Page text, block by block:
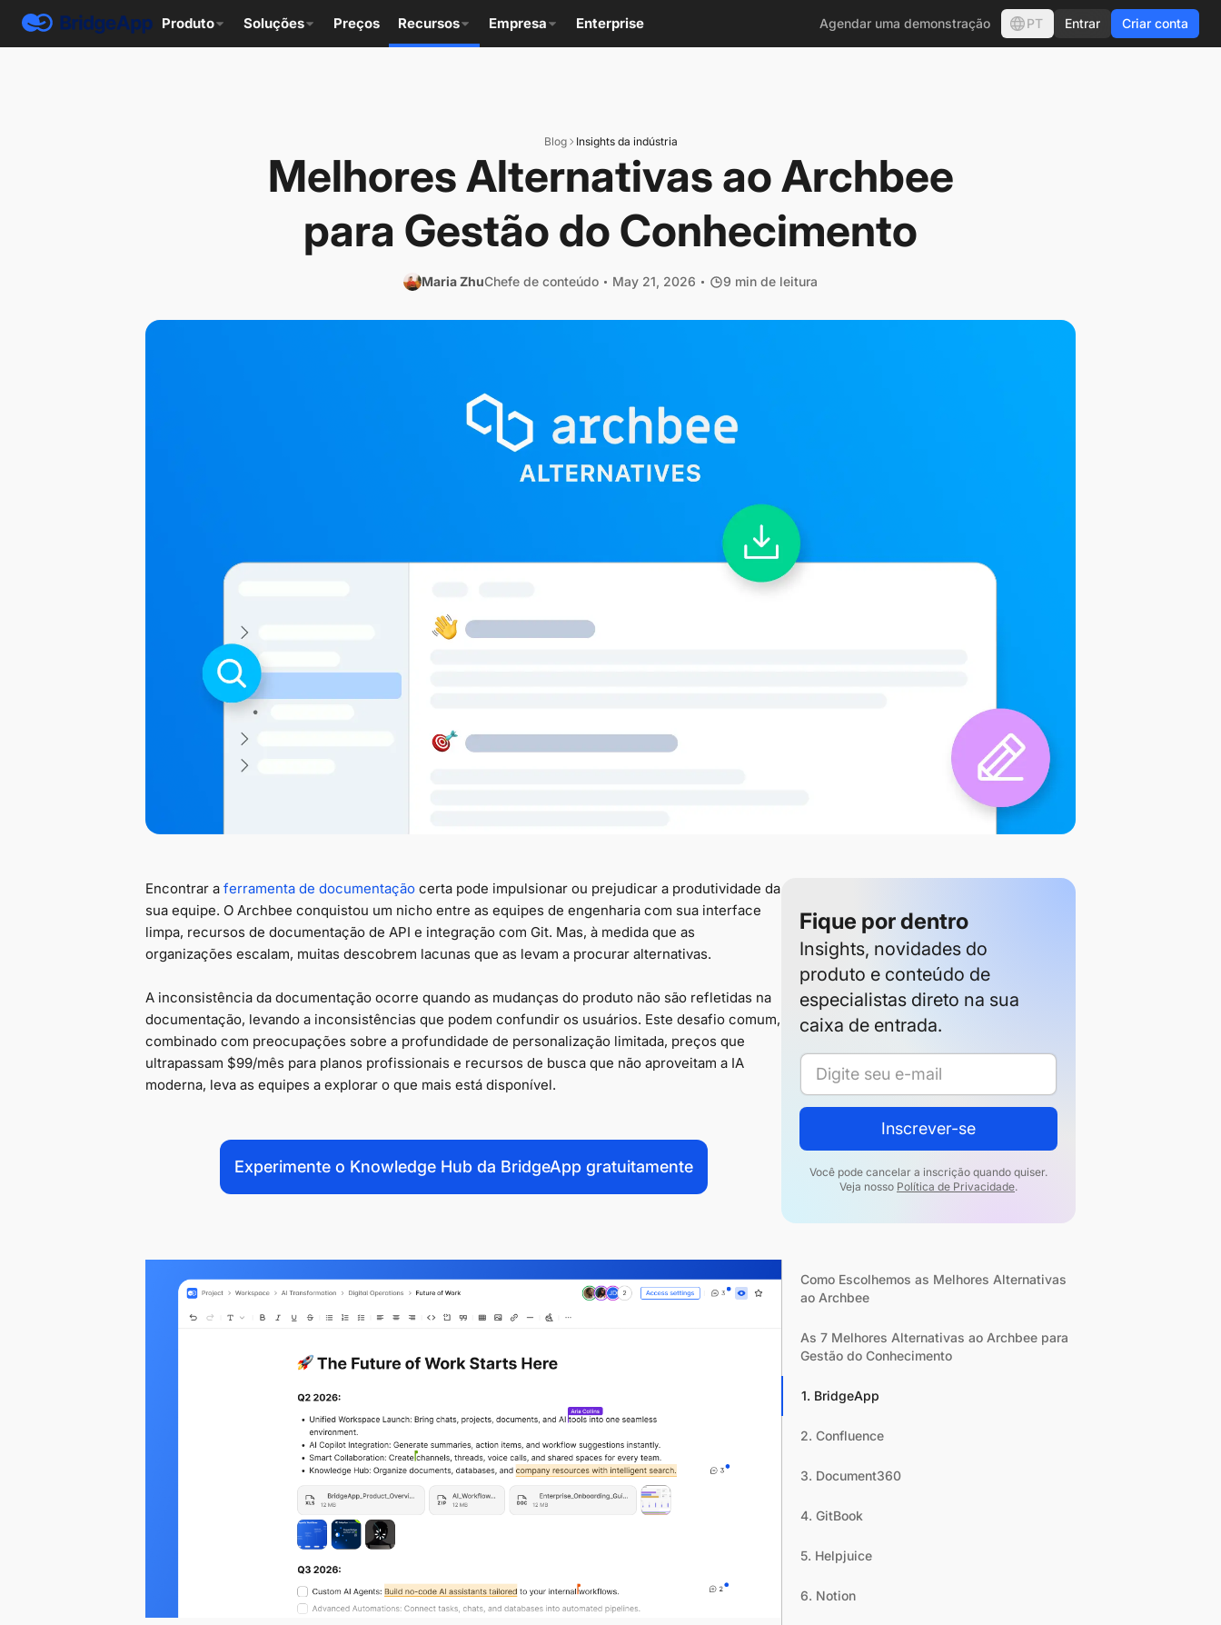
Produto Soluções Preços Recursos Empresa Enterprise Agendar uma demonstração PT Entrar Criar conta
Blog Insights da indústria
Melhores Alternativas ao Archbee
para Gestão do Conhecimento
Maria ZhuChefe de conteúdo May 21, 2026 9 min de leitura
Encontrar a ferramenta de documentação certa pode impulsionar ou prejudicar a produtividade da
sua equipe. O Archbee conquistou um nicho entre as equipes de engenharia com sua interface
limpa, recursos de documentação de API e integração com Git. Mas, à medida que as
organizações escalam, muitas descobrem lacunas que as levam a procurar alternativas.
A inconsistência da documentação ocorre quando as mudanças do produto não são refletidas na
documentação, levando a inconsistências que podem confundir os usuários. Este desafio comum,
combinado com preocupações sobre a profundidade de personalização limitada, preços que
ultrapassam $99/mês para planos profissionais e recursos de busca que não aproveitam a IA
moderna, leva as equipes a explorar o que mais está disponível.
Experimente o Knowledge Hub da BridgeApp gratuitamente
Fique por dentro
Insights, novidades do
produto e conteúdo de
especialistas direto na sua
caixa de entrada.
Inscrever-se
Você pode cancelar a inscrição quando quiser.
Veja nosso Política de Privacidade.
Como Escolhemos as Melhores Alternativas
ao Archbee
As 7 Melhores Alternativas ao Archbee para
Gestão do Conhecimento
1. BridgeApp
2. Confluence
3. Document360
4. GitBook
5. Helpjuice
6. Notion